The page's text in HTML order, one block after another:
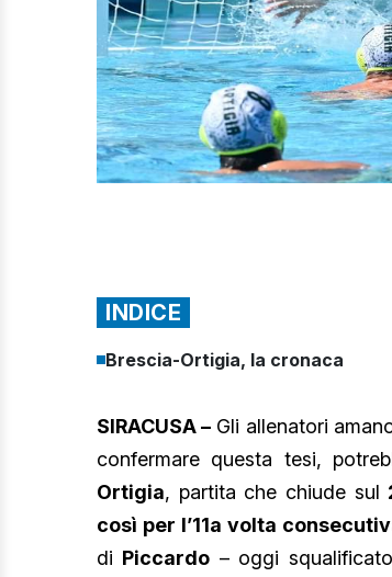
INDICE
Brescia-Ortigia, la cronaca
SIRACUSA – Gli allenatori
confermare questa tesi,
Ortigia, partita che chiude sul
così per l’11a volta
di Piccardo – oggi